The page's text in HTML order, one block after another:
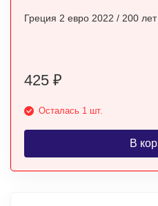
Греция 2 евро 2022 / 200
425 ₽
Осталась 1 шт.
В